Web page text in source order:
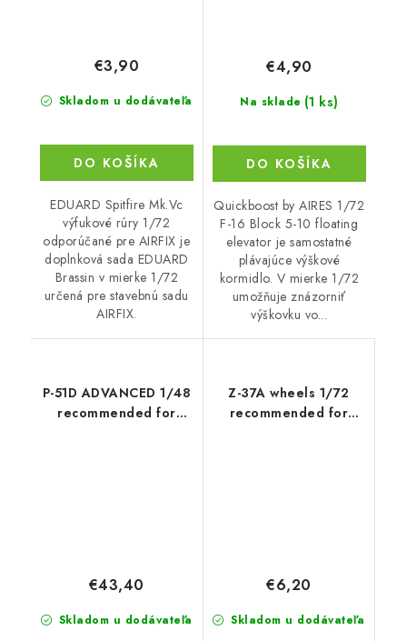
Skladom u dodávateľa
€3,90
DO KOŠÍKA
EDUARD Spitfire Mk.Vc
výfukové rúry 1/72
odporúčané pre AIRFIX je
doplnková sada EDUARD
Brassin v mierke 1/72
určená pre stavebnú sadu
AIRFIX.
Na sklade (1 ks)
€4,90
DO KOŠÍKA
Quickboost by AIRES 1/72
F-16 Block 5-10 floating
elevator je samostatné
plávajúce výškové
kormidlo. V mierke 1/72
umožňuje znázorniť
výškovku vo...
P-51D ADVANCED 1/48
recommended for
Skladom u dodávateľa
€43,40
Z-37A wheels 1/72
recommended for
Skladom u dodávateľa
€6,20